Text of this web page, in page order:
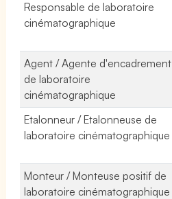
Responsable de laboratoire
cinématographique
Agent / Agente d'encadrement
de laboratoire
cinématographique
Etalonneur / Etalonneuse de
laboratoire cinématographique
Monteur / Monteuse positif de
laboratoire cinématographique